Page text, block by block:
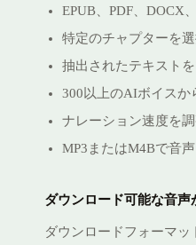
EPUB、PDF、DOCX
特定のチャプターを
抽出されたテキスト
300以上のAIボイスか
ナレーション速度を
MP3またはM4Bで音
ダウンロード可能な音声
ダウンロードフォーマ